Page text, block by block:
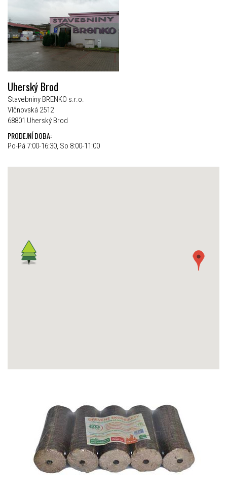
Uherský Brod
Stavebniny BRENKO s.r.o.
Vlčnovská 2512
68801 Uherský Brod
PRODEJNÍ DOBA:
Po-Pá 7:00-16:30, So 8:00-11:00